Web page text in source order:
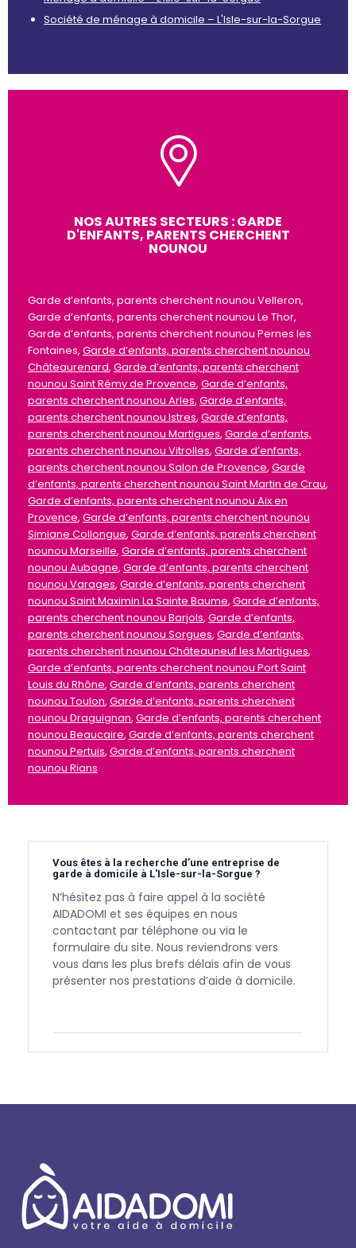
Société de ménage à domicile – L'Isle-sur-la-Sorgue
NOS AUTRES SECTEURS : GARDE
D'ENFANTS, PARENTS CHERCHENT
NOUNOU
Garde d’enfants, parents cherchent nounou Velleron,
Garde d’enfants, parents cherchent nounou Le Thor,
Garde d’enfants, parents cherchent nounou Pernes les
Fontaines, Garde d’enfants, parents cherchent nounou
Châteaurenard, Garde d’enfants, parents cherchent
nounou Saint Rémy de Provence, Garde d’enfants,
parents cherchent nounou Arles, Garde d’enfants,
parents cherchent nounou Istres, Garde d’enfants,
parents cherchent nounou Martigues, Garde d’enfants,
parents cherchent nounou Vitrolles, Garde d’enfants,
parents cherchent nounou Salon de Provence, Garde
d’enfants, parents cherchent nounou Saint Martin de Crau,
Garde d’enfants, parents cherchent nounou Aix en
Provence, Garde d’enfants, parents cherchent nounou
Simiane Collongue, Garde d’enfants, parents cherchent
nounou Marseille, Garde d’enfants, parents cherchent
nounou Aubagne, Garde d’enfants, parents cherchent
nounou Varages, Garde d’enfants, parents cherchent
nounou Saint Maximin La Sainte Baume, Garde d’enfants,
parents cherchent nounou Barjols, Garde d’enfants,
parents cherchent nounou Sorgues, Garde d’enfants,
parents cherchent nounou Châteauneuf les Martigues,
Garde d’enfants, parents cherchent nounou Port Saint
Louis du Rhône, Garde d’enfants, parents cherchent
nounou Toulon, Garde d’enfants, parents cherchent
nounou Draguignan, Garde d’enfants, parents cherchent
nounou Beaucaire, Garde d’enfants, parents cherchent
nounou Pertuis, Garde d’enfants, parents cherchent
nounou Rians
Vous êtes à la recherche d’une entreprise de
garde à domicile à L'Isle-sur-la-Sorgue ?
N’hésitez pas à faire appel à la société
AIDADOMI et ses équipes en nous
contactant par téléphone ou via le
formulaire du site. Nous reviendrons vers
vous dans les plus brefs délais afin de vous
présenter nos prestations d’aide à domicile.